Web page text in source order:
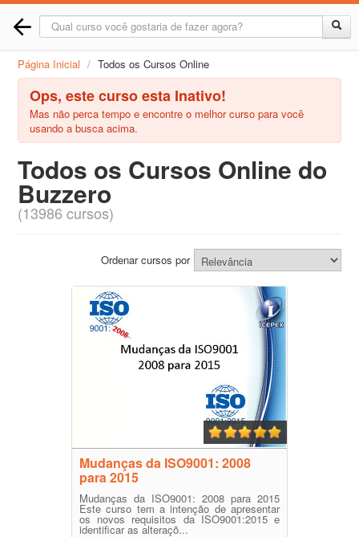
Página Inicial / Todos os Cursos Online
Ops, este curso esta Inativo!
Mas não perca tempo e encontre o melhor curso para você
usando a busca acima.
Todos os Cursos Online do
Buzzero
(13986 cursos)
Ordenar cursos por
Mudanças da ISO9001: 2008
para 2015
Mudanças da ISO9001: 2008 para 2015
Este curso tem a intenção de apresentar
os novos requisitos da ISO9001:2015 e
identificar as alteraçõ...